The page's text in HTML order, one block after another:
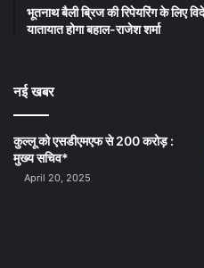
भूतनाथ बैली ब्रिज की रिपेयरिंग के लिए
यातायात होगा बहाल-राजेश शर्मा
नई खबर
कुल्लू को एसडीएमएफ से 200 करोड़ :
मुख्य सचिव*
April 20, 2025